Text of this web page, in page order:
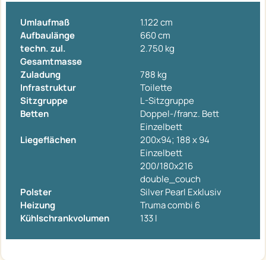
Umlaufmaß
1.122 cm
Aufbaulänge
660 cm
techn. zul.
Gesamtmasse
2.750 kg
Zuladung
788 kg
Infrastruktur
Toilette
Sitzgruppe
L-Sitzgruppe
Betten
Doppel-/franz. Bett
Einzelbett
Liegeflächen
200x94; 188 x 94
Einzelbett
200/180x216
double_couch
Polster
Silver Pearl Exklusiv
Heizung
Truma combi 6
Kühlschrankvolumen
133 l